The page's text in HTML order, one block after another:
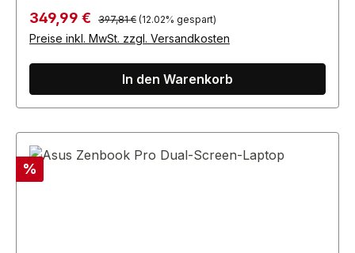
Verkaufspreis:
349,99 € Regulärer Preis:
397,81 € (12.02% gespart)
Preise inkl. MwSt. zzgl. Versandkosten
In den Warenkorb
Rabatt
%